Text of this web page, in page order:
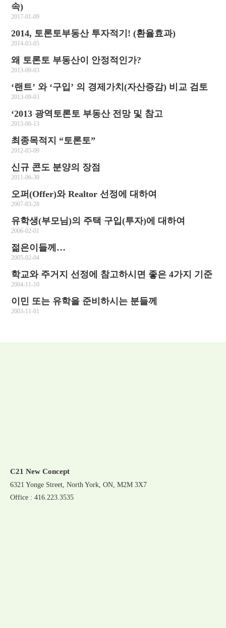
속)
2017-01-09
2014, 토론토부동산 투자적기! (환율효과)
2014-03-05
왜 토론토 부동산이 안정적인가?
2013-09-03
‘랜트’ 와 ‘구입’ 의 경제가치(자산증감) 비교 검토
2013-09-03
‘2013 광역토론토 부동산 전망 및 참고
2013-06-13
최종목적지 “토론토”
2012-05-09
신규 콘도 분양의 장점
2011-06-30
오퍼(Offer)와 Realtor 선정에 대하여
2007-03-28
유학생(부모님)의 주택 구입(투자)에 대하여
2006-02-01
젊은이들께…
2005-02-04
학교와 주거지 선정에 참고하시면 좋은 4가지 기준
2004-11-10
이민 또는 유학을 준비하시는 분들께
2003-11-01
C21 New Concept
6321 Yonge Street, North York, ON, M2M 3X7
Office : 416.223.3535